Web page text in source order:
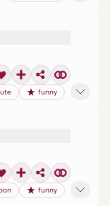
funny
funny